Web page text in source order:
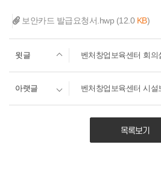
보안카드 발급요청서.hwp (12.0 KB)
윗글 벤처창업보육센터 회의
아랫글 벤처창업보육센터 시설
목록보기